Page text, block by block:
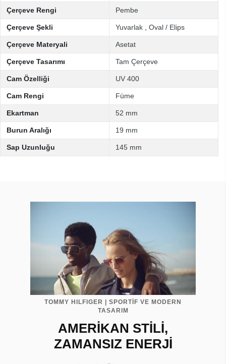
Çerçeve Rengi Pembe
Çerçeve Şekli Yuvarlak Oval / Elips
Çerçeve Materyali Asetat
Çerçeve Tasarımı Tam Çerçeve
Cam Özelliği UV 400
Cam Rengi Füme
Ekartman 52 mm
Burun Aralığı 19 mm
Sap Uzunluğu 145 mm
TOMMY HILFIGER | SPORTİF VE MODERN
TASARIM
AMERİKAN STİLİ,
ZAMANSIZ ENERJİ